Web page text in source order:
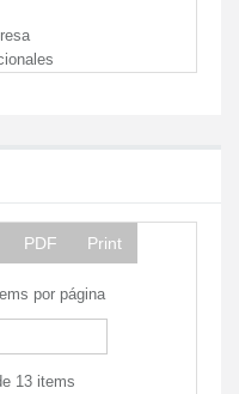
PDF Print
por página
13 items